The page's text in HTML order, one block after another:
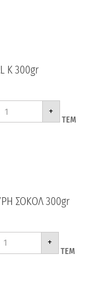
K 300gr
+
ΤΕΜ
ΣΟΚΟΛ 300gr
+
ΤΕΜ